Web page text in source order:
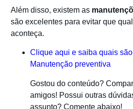
Além disso, existem as
são excelentes para evitar que
aconteça.
Clique aqui e saiba quais
Manutenção preventiva
Gostou do conteúdo?
amigos! Possui outras
assunto? Comente abaixo!